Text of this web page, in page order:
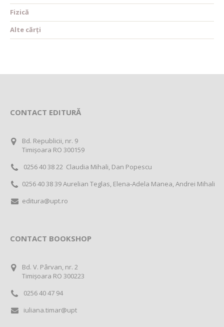
Fizică
Alte cărți
CONTACT EDITURĂ
Bd. Republicii, nr. 9
Timișoara RO 300159
0256 40 38 22 Claudia Mihali, Dan Popescu
0256 40 38 39 Aurelian Teglas, Elena-Adela Manea, Andrei Mihali
editura@upt.ro
CONTACT BOOKSHOP
Bd. V. Pârvan, nr. 2
Timișoara RO 300223
0256 40 47 94
iuliana.timar@upt